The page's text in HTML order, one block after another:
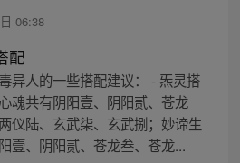
06:38
配
异人的一些搭配建议： - 炁灵搭
魂共有阴阳壹、阴阳贰、苍龙
仪陆、玄武柒、玄武捌；妙谛生
壹、阴阳贰、苍龙叁、苍龙...